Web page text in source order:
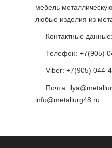
мебель
любые изделия из
Контактные данные:
Телефон: +7(905)
Viber: +7(905) 044-
Почта:
info@metallurg48.ru